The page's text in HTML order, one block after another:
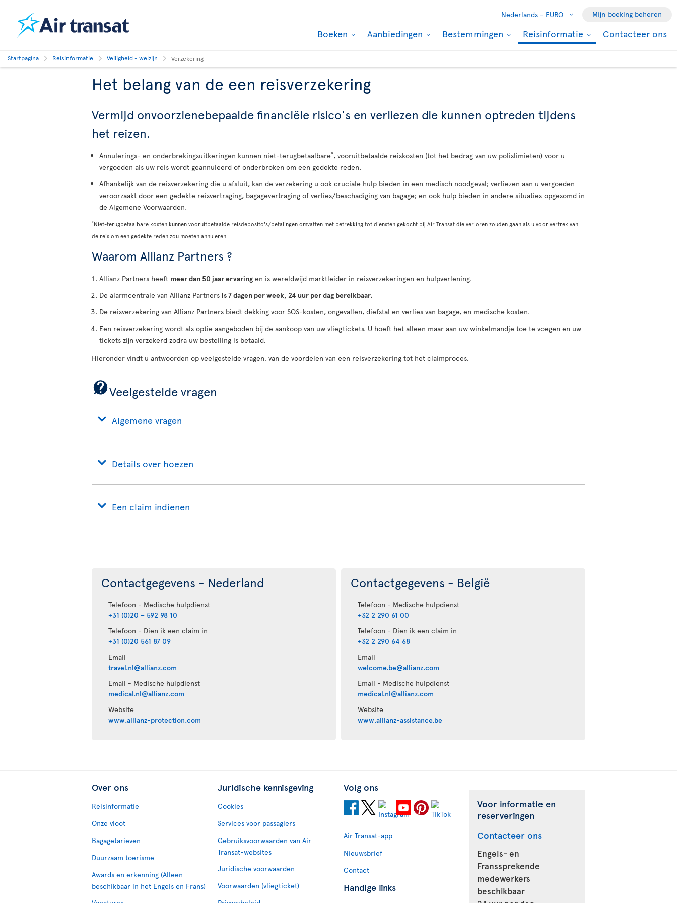
Nederlands - EURO Mijn boeking beheren
Boeken Aanbiedingen Bestemmingen Reisinformatie Contacteer ons
Startpagina Reisinformatie Veiligheid - welzijn Verzekering
Het belang van de een reisverzekering
Vermijd onvoorzienebepaalde financiële risico's en verliezen die kunnen optreden tijdens
het reizen.
Annulerings- en onderbrekingsuitkeringen kunnen niet-terugbetaalbare*, vooruitbetaalde reiskosten (tot het bedrag van uw polislimieten) voor u
vergoeden als uw reis wordt geannuleerd of onderbroken om een gedekte reden.
Afhankelijk van de reisverzekering die u afsluit, kan de verzekering u ook cruciale hulp bieden in een medisch noodgeval; verliezen aan u vergoeden
veroorzaakt door een gedekte reisvertraging, bagagevertraging of verlies/beschadiging van bagage; en ook hulp bieden in andere situaties opgesomd in
de Algemene Voorwaarden.
*Niet-terugbetaalbare kosten kunnen vooruitbetaalde reisdeposito's/betalingen omvatten met betrekking tot diensten gekocht bij Air Transat die verloren zouden gaan als u voor vertrek van
de reis om een gedekte reden zou moeten annuleren.
Waarom Allianz Partners ?
Allianz Partners heeft meer dan 50 jaar ervaring en is wereldwijd marktleider in reisverzekeringen en hulpverlening.
De alarmcentrale van Allianz Partners is 7 dagen per week, 24 uur per dag bereikbaar.
De reisverzekering van Allianz Partners biedt dekking voor SOS-kosten, ongevallen, diefstal en verlies van bagage, en medische kosten.
Een reisverzekering wordt als optie aangeboden bij de aankoop van uw vliegtickets. U hoeft het alleen maar aan uw winkelmandje toe te voegen en uw
tickets zijn verzekerd zodra uw bestelling is betaald.
Hieronder vindt u antwoorden op veelgestelde vragen, van de voordelen van een reisverzekering tot het claimproces.
Veelgestelde vragen
Algemene vragen
Details over hoezen
Een claim indienen
Contactgegevens - Nederland
Telefoon - Medische hulpdienst
+31 (0)20 – 592 98 10
Telefoon - Dien ik een claim in
+31 (0)20 561 87 09
Email
travel.nl@allianz.com
Email - Medische hulpdienst
medical.nl@allianz.com
Website
www.allianz-protection.com
Contactgegevens - België
Telefoon - Medische hulpdienst
+32 2 290 61 00
Telefoon - Dien ik een claim in
+32 2 290 64 68
Email
welcome.be@allianz.com
Email - Medische hulpdienst
medical.nl@allianz.com
Website
www.allianz-assistance.be
Over ons
Reisinformatie
Onze vloot
Bagagetarieven
Duurzaam toerisme
Awards en erkenning (Alleen
beschikbaar in het Engels en Frans)
Juridische kennisgeving
Cookies
Services voor passagiers
Gebruiksvoorwaarden van Air
Transat-websites
Juridische voorwaarden
Voorwaarden (vliegticket)
Volg ons
Air Transat-app
Nieuwsbrief
Contact
Handige links
Voor informatie en
reserveringen
Contacteer ons
Engels- en
Franssprekende
medewerkers
beschikbaar